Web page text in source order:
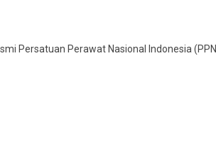
Persatuan Perawat Nasional Indonesia